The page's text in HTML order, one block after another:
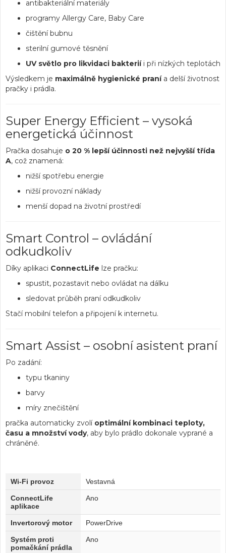
antibakteriální materiály
programy Allergy Care, Baby Care
čištění bubnu
sterilní gumové těsnění
UV světlo pro likvidaci bakteriíi při nízkých teplotách
Výsledkem je maximálně hygienické pranía delší životnost
pračky i prádla.
Super Energy Efficient – vysoká
energetická účinnost
Pračka dosahuje o 20 % lepší účinnosti než nejvyšší třída
A, což znamená:
nižší spotřebu energie
nižší provozní náklady
menší dopad na životní prostředí
Smart Control – ovládání
odkudkoliv
Díky aplikaci ConnectLife lze pračku:
spustit, pozastavit nebo ovládat na dálku
sledovat průběh praní odkudkoliv
Stačí mobilní telefon a připojení k internetu.
Smart Assist – osobní asistent praní
Po zadání:
typu tkaniny
barvy
míry znečištění
pračka automaticky zvolí optimální kombinaci teploty,
času a množství vody, aby bylo prádlo dokonale vyprané a
chráněné.
Wi-Fi provoz Vestavná
ConnectLife
aplikace
Ano
Invertorový motor PowerDrive
Systém proti
pomačkání prádla
Ano